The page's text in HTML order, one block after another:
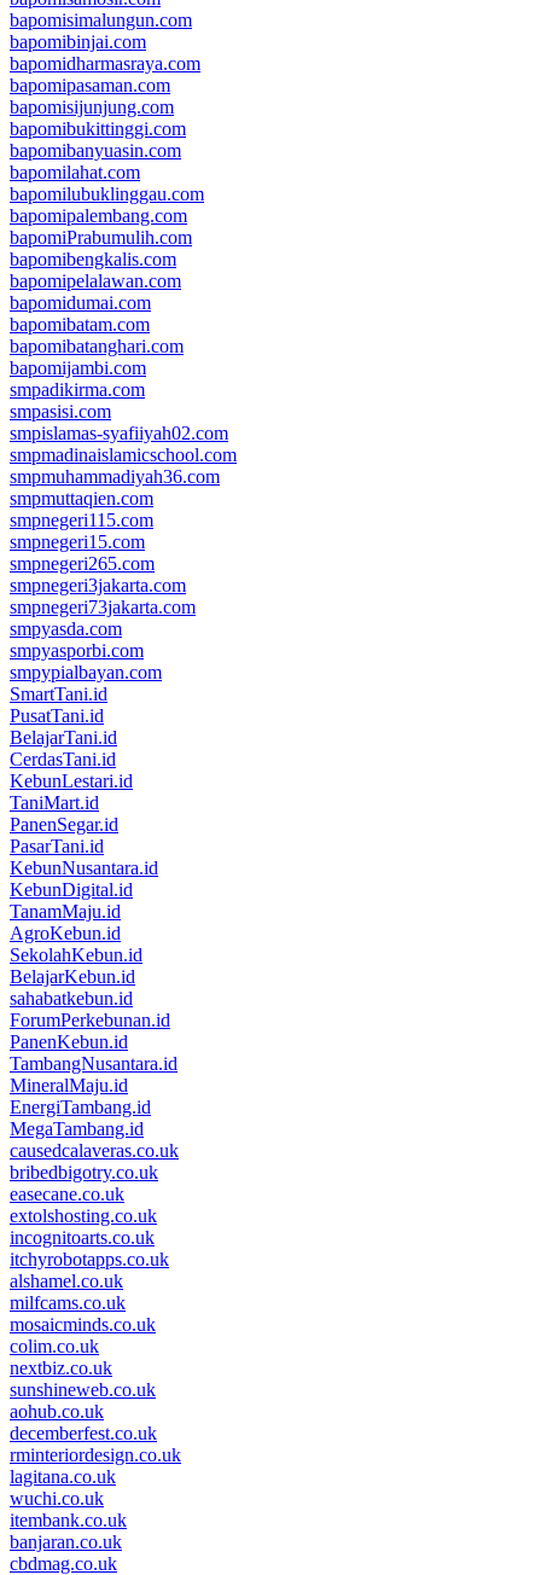
bapomisimalungun.com
bapomibinjai.com
bapomidharmasraya.com
bapomipasaman.com
bapomisijunjung.com
bapomibukittinggi.com
bapomibanyuasin.com
bapomilahat.com
bapomilubuklinggau.com
bapomipalembang.com
bapomiPrabumulih.com
bapomibengkalis.com
bapomipelalawan.com
bapomidumai.com
bapomibatam.com
bapomibatanghari.com
bapomijambi.com
smpadikirma.com
smpasisi.com
smpislamas-syafiiyah02.com
smpmadinaislamicschool.com
smpmuhammadiyah36.com
smpmuttaqien.com
smpnegeri115.com
smpnegeri15.com
smpnegeri265.com
smpnegeri3jakarta.com
smpnegeri73jakarta.com
smpyasda.com
smpyasporbi.com
smpypialbayan.com
SmartTani.id
PusatTani.id
BelajarTani.id
CerdasTani.id
KebunLestari.id
TaniMart.id
PanenSegar.id
PasarTani.id
KebunNusantara.id
KebunDigital.id
TanamMaju.id
AgroKebun.id
SekolahKebun.id
BelajarKebun.id
sahabatkebun.id
ForumPerkebunan.id
PanenKebun.id
TambangNusantara.id
MineralMaju.id
EnergiTambang.id
MegaTambang.id
causedcalaveras.co.uk
bribedbigotry.co.uk
easecane.co.uk
extolshosting.co.uk
incognitoarts.co.uk
itchyrobotapps.co.uk
alshamel.co.uk
milfcams.co.uk
mosaicminds.co.uk
colim.co.uk
nextbiz.co.uk
sunshineweb.co.uk
aohub.co.uk
decemberfest.co.uk
rminteriordesign.co.uk
lagitana.co.uk
wuchi.co.uk
itembank.co.uk
banjaran.co.uk
cbdmag.co.uk